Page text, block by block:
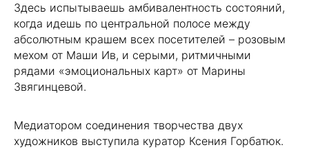
Здесь испытываешь амбивалентность состояний,
когда идешь по центральной полосе между
абсолютным крашем всех посетителей – розовым
мехом от Маши Ив, и серыми, ритмичными
рядами «эмоциональных карт» от Марины
Звягинцевой.
Медиатором соединения творчества двух
художников выступила куратор Ксения Горбатюк.